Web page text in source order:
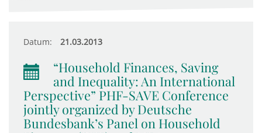
Datum: 21.03.2013
“Household Finances, Saving
and Inequality: An International
Perspective” PHF-SAVE Conference
jointly organized by Deutsche
Bundesbank’s Panel on Household